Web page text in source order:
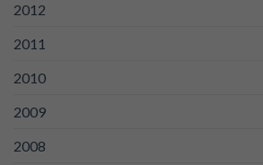
2012
2011
2010
2009
2008